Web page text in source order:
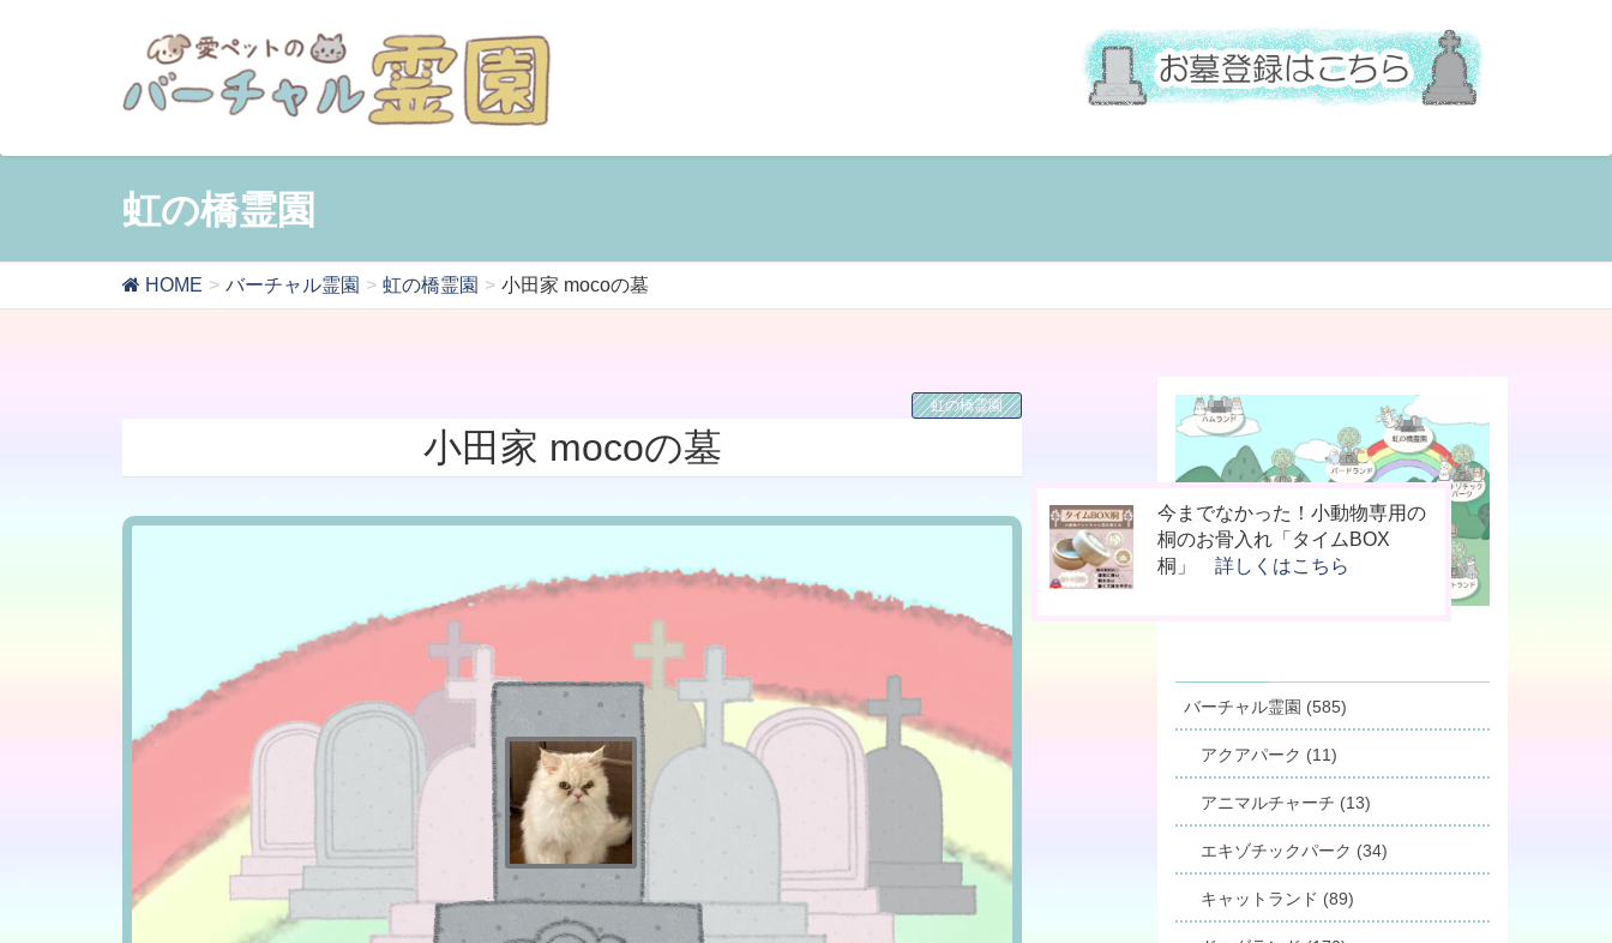
お骨壷をコンパクト化！お手元
供養の新しいカタチ「やすら木
の箱」詳しくはこちら
ペットの命日や周忌にオンライ
ン上で法要を行える「リモート
供養」詳しくはこちら
今までなかった！小動物専用の
桐のお骨入れ「タイムBOX
桐」 詳しくはこちら
虹の橋霊園
HOME バーチャル霊園 虹の橋霊園 小田家 mocoの墓
虹の橋霊園
小田家 mocoの墓
バーチャル霊園 (585)
アクアパーク (11)
アニマルチャーチ (13)
エキゾチックパーク (34)
キャットランド (89)